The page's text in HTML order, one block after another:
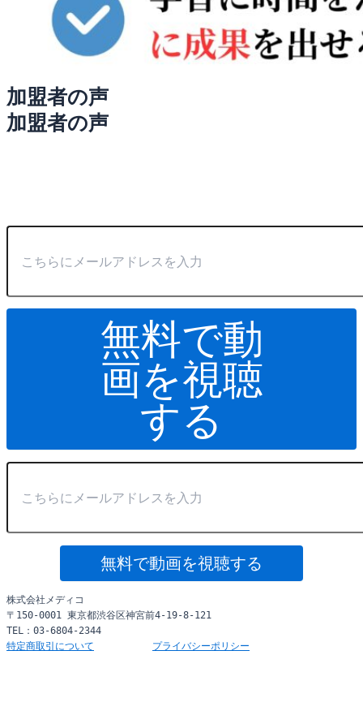
加盟者の声
加盟者の声
無料で動
画を視聴
する
無料で動画を視聴する
株式会社メディコ
〒150-0001 東京都渋谷区神宮前4-19-8-121
TEL：03-6804-2344
特定商取引について
プライバシーポリシー